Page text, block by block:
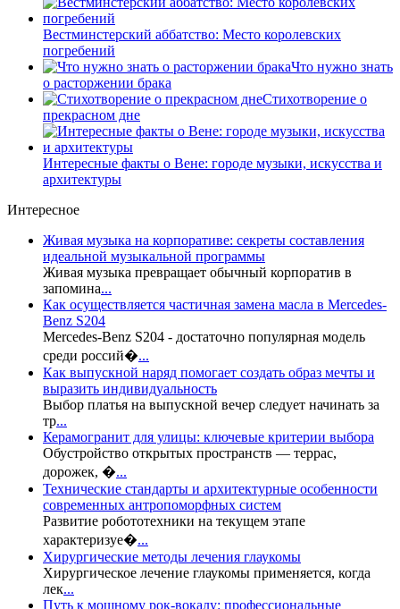
Вестминстерский аббатство: Место королевских
погребений
Что нужно знать
о расторжении брака
Стихотворение о
прекрасном дне
Интересные факты о Вене: городе музыки, искусства и
архитектуры
Интересное
Живая музыка на корпоративе: секреты составления
идеальной музыкальной программы
Живая музыка превращает обычный корпоратив в
запомина...
Как осуществляется частичная замена масла в Mercedes-
Benz S204
Mercedes-Benz S204 - достаточно популярная модель
среди россий�...
Как выпускной наряд помогает создать образ мечты и
выразить индивидуальность
Выбор платья на выпускной вечер следует начинать за
тр...
Керамогранит для улицы: ключевые критерии выбора
Обустройство открытых пространств — террас,
дорожек, �...
Технические стандарты и архитектурные особенности
современных антропоморфных систем
Развитие робототехники на текущем этапе
характеризуе�...
Хирургические методы лечения глаукомы
Хирургическое лечение глаукомы применяется, когда
лек...
Путь к мощному рок-вокалу: профессиональные